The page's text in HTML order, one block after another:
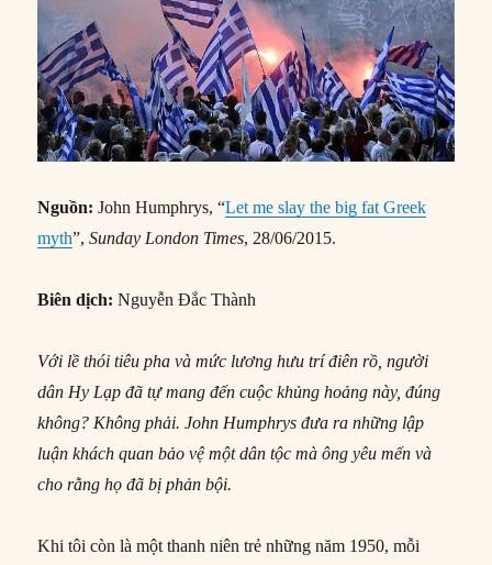
Nguồn: John Humphrys, “Let me slay the big fat Greek
myth”,Sunday London Times, 28/06/2015.
Biên dịch: Nguyễn Đắc Thành
Với lề thói tiêu pha và mức lương hưu trí điên rồ, người
dân Hy Lạp đã tự mang đến cuộc khủng hoảng này, đúng
không? Không phải. John Humphrys đưa ra những lập
luận khách quan bảo vệ một dân tộc mà ông yêu mến và
cho rằng họ đã bị phản bội.
Khi tôi còn là một thanh niên trẻ những năm 1950, mỗi